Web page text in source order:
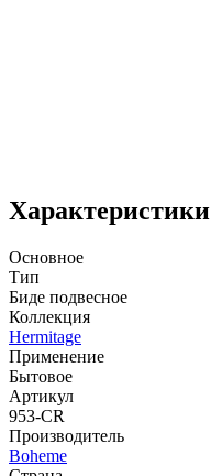
Характеристики
Основное
Тип
Биде подвесное
Коллекция
Hermitage
Применение
Бытовое
Артикул
953-CR
Производитель
Boheme